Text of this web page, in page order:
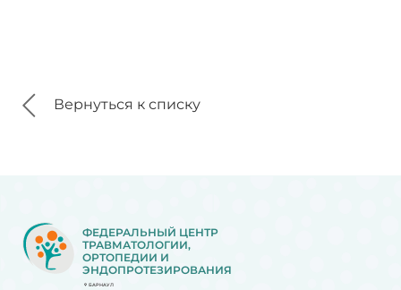
Вернуться к списку
ФЕДЕРАЛЬНЫЙ ЦЕНТР
ТРАВМАТОЛОГИИ,
ОРТОПЕДИИ И
ЭНДОПРОТЕЗИРОВАНИЯ
БАРНАУЛ